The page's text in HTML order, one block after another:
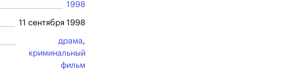
1998
11 сентября 1998
драма,
криминальный
фильм